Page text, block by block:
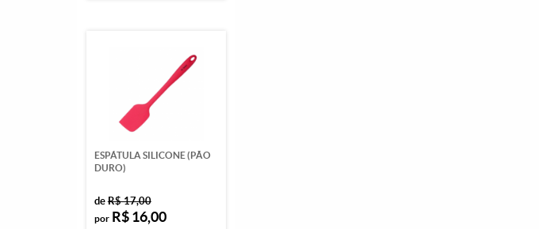
ESPÁTULA SILICONE (PÃO
DURO)
de R$ 17,00
por R$ 16,00